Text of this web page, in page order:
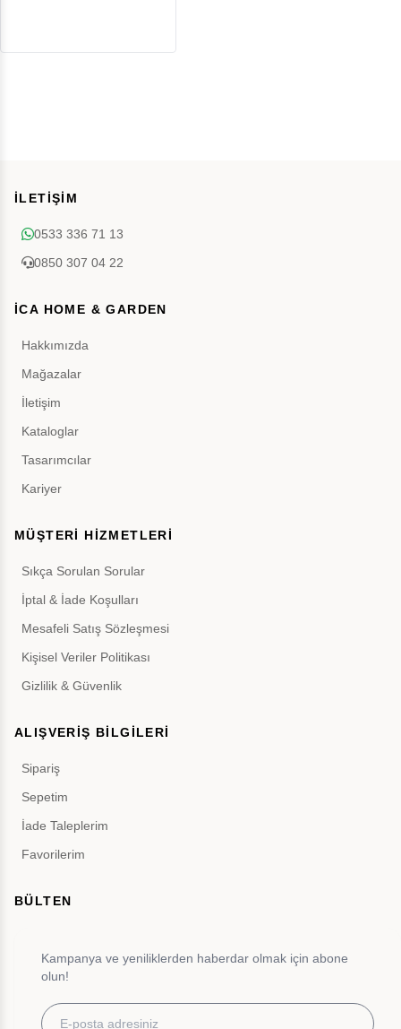
İLETİŞİM
0533 336 71 13
0850 307 04 22
İCA HOME & GARDEN
Hakkımızda
Mağazalar
İletişim
Kataloglar
Tasarımcılar
Kariyer
MÜŞTERİ HİZMETLERİ
Sıkça Sorulan Sorular
İptal & İade Koşulları
Mesafeli Satış Sözleşmesi
Kişisel Veriler Politikası
Gizlilik & Güvenlik
ALIŞVERİŞ BİLGİLERİ
Sipariş
Sepetim
İade Taleplerim
Favorilerim
BÜLTEN
Kampanya ve yeniliklerden haberdar olmak için abone
olun!